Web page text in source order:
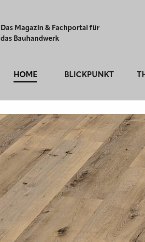
Das Magazin & Fachportal für
das Bauhandwerk
HOME BLICKPUNKT